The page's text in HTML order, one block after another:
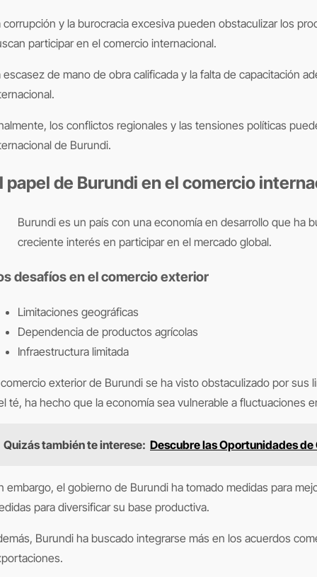
corrupción y la burocracia excesiva pueden obstaculizar los
participar en el comercio internacional.
escasez de mano de obra calificada y la falta de capacitación
los conflictos regionales y las tensiones políticas
de Burundi.
papel de Burundi en el comercio
Burundi es un país con una economía en desarrollo que ha buscado expandir su presencia en el comercio internacional. A pesar de los desafíos que enfrenta, el país ha demostrado un
creciente interés en participar en el mercado global.
desafíos en el comercio exterior
Limitaciones geográficas
Dependencia de productos agrícolas
Infraestructura limitada
exterior de Burundi se ha visto obstaculizado por
té, ha hecho que la economía sea vulnerable a fluctuaciones
Quizás también te interese: Descubre las Oportunidades
embargo, el gobierno de Burundi ha tomado medidas para
para diversificar su base productiva.
Burundi ha buscado integrarse más en los acuerdos